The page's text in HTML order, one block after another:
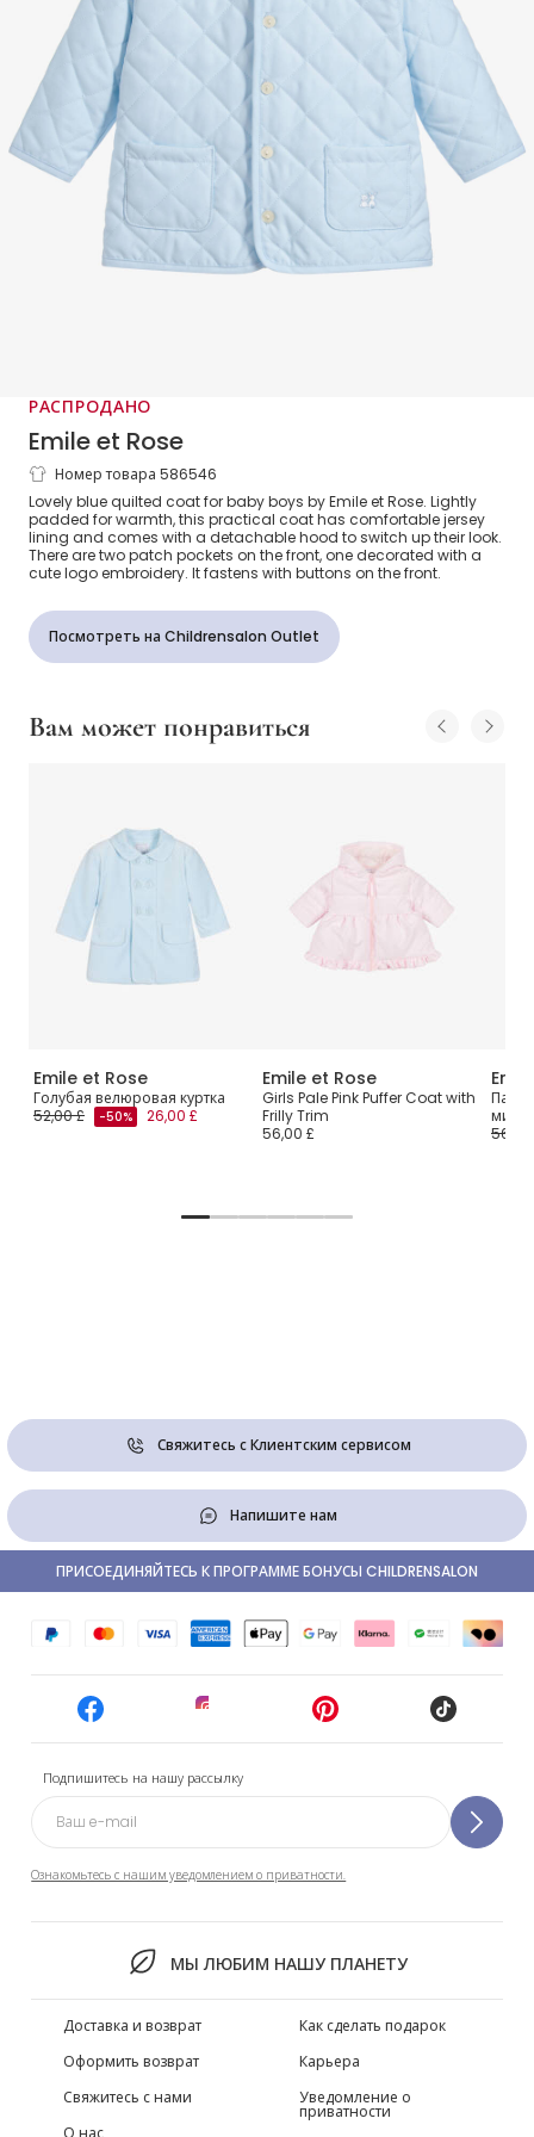
РАСПРОДАНО
Emile et Rose
Baby Boys Blue Quilted Coat
Номер товара 586546
Lovely blue quilted coat for baby boys by Emile et Rose. Lightly
padded for warmth, this practical coat has comfortable jersey
lining and comes with a detachable hood to switch up their look.
There are two patch pockets on the front, one decorated with a
cute logo embroidery. It fastens with buttons on the front.
Посмотреть на Childrensalon Outlet
Вам может понравиться
Emile et Rose
Голубая велюровая куртка
52,00 £
-50% 26,00 £
Emile et Rose
Girls Pale Pink Puffer Coat with
Frilly Trim
56,00 £
56,00
Свяжитесь с Клиентским сервисом
Напишите нам
Подпишитесь на нашу рассылку
Ознакомьтесь с нашим уведомлением о приватности.
МЫ ЛЮБИМ НАШУ ПЛАНЕТУ
ПРИСОЕДИНЯЙТЕСЬ К ПРОГРАММЕ БОНУСЫ CHILDRENSALON
Доставка и возврат
Оформить возврат
Свяжитесь с нами
О нас
Как сделать подарок
Карьера
Уведомление о
приватности